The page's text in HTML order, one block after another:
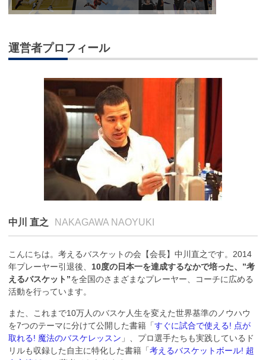
運営者プロフィール
中川 直之 NAKAGAWA NAOYUKI
こんにちは。考えるバスケットの会【会長】中川直之です。2014
年プレーヤー引退後、 10度の日本一を達成するなかで培った、”考
えるバスケット”を全国のさまざまなプレーヤー、コーチに広める
活動を行っています。
また、これまで10万人のバスケ人生を変えた世界基準のノウハウ
を7つのテーマに分けて公開した書籍「すぐに試合で使える! 点が
取れる! 魔法のバスケレッスン 」、プロ選手たちも実践しているド
リルも収録した自主に特化した書籍「考えるバスケットボール! 超